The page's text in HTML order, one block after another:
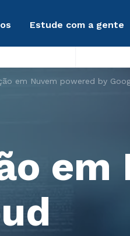
Estude com a gente
em Nuvem powered by
em